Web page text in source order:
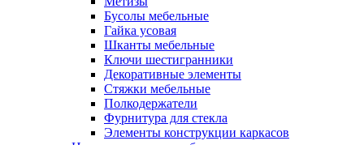
Бусолы мебельные
Гайка усовая
Шканты мебельные
Ключи шестигранники
Декоративные элементы
Стяжки мебельные
Полкодержатели
Фурнитура для стекла
Элементы конструкции каркасов